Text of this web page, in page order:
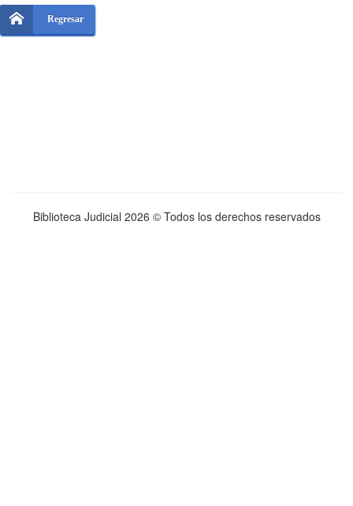
Regresar
Biblioteca Judicial 2026 © Todos los derechos reservados